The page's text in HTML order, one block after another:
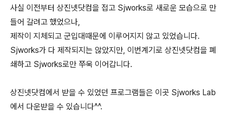
사실 이전부터 상진넷닷컴을 접고 Sjworks로 새로운 모습으로 만
들어 갈려고 했었으나,
제작이 지체되고 군입대때문에 이루어지지 않고 있었습니다.
Sjworks가 다 제작되지는 않았지만, 이번계기로 상진넷닷컴을 폐
쇄하고 Sjworks로만 쭈욱 이어갑니다.
상진넷닷컴에서 받을 수 있었던 프로그램들은 이곳 Sjworks Lab
에서 다운받을 수 있습니다^^.